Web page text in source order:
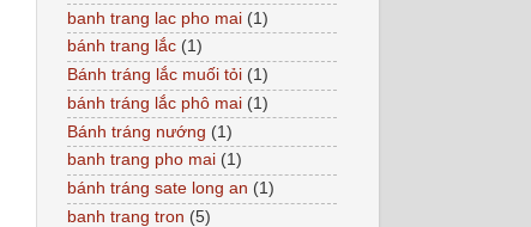
banh trang lac pho mai (1)
bánh trang lắc (1)
Bánh tráng lắc muối tỏi (1)
bánh tráng lắc phô mai (1)
Bánh tráng nướng (1)
banh trang pho mai (1)
bánh tráng sate long an (1)
banh trang tron (5)